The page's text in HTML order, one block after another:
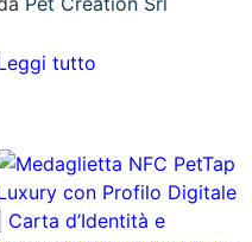
tutto